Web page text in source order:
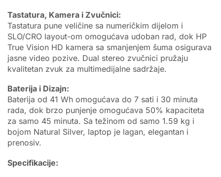
Tastatura, Kamera i Zvučnici:
Tastatura pune veličine sa numeričkim dijelom i
SLO/CRO layout-om omogućava udoban rad, dok HP
True Vision HD kamera sa smanjenjem šuma osigurava
jasne video pozive. Dual stereo zvučnici pružaju
kvalitetan zvuk za multimedijalne sadržaje.
Baterija i Dizajn:
Baterija od 41 Wh omogućava do 7 sati i 30 minuta
rada, dok brzo punjenje omogućava 50% kapaciteta
za samo 45 minuta. Sa težinom od samo 1.59 kg i
bojom Natural Silver, laptop je lagan, elegantan i
prenosiv.
Specifikacije: